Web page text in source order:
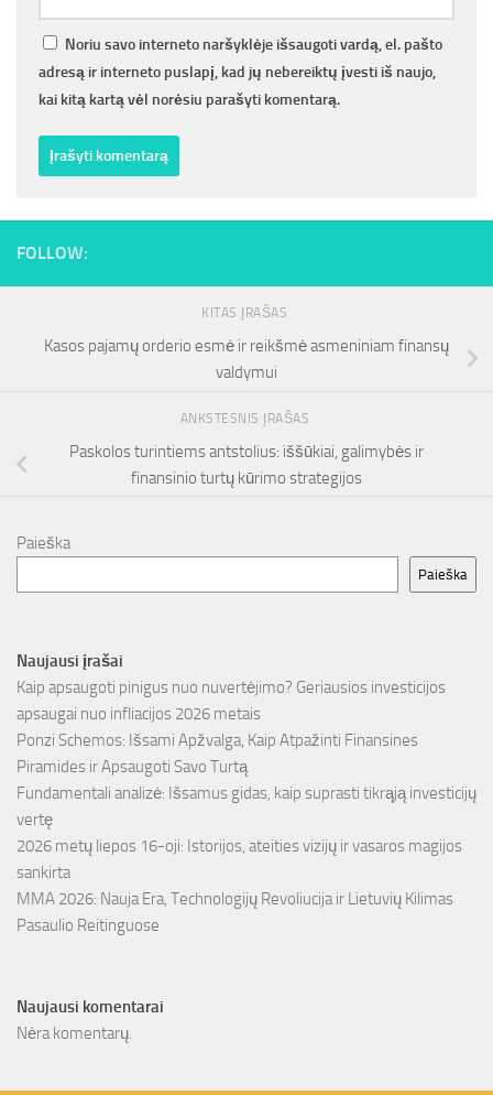
Noriu savo interneto naršyklėje išsaugoti vardą, el. pašto
adresą ir interneto puslapį, kad jų nebereiktų įvesti iš naujo,
kai kitą kartą vėl norėsiu parašyti komentarą.
FOLLOW:
KITAS ĮRAŠAS
Kasos pajamų orderio esmė ir reikšmė asmeniniam finansų
valdymui
ANKSTESNIS ĮRAŠAS
Paskolos turintiems antstolius: iššūkiai, galimybės ir
finansinio turtų kūrimo strategijos
Paieška
Paieška
Naujausi įrašai
Kaip apsaugoti pinigus nuo nuvertėjimo? Geriausios investicijos
apsaugai nuo infliacijos 2026 metais
Ponzi Schemos: Išsami Apžvalga, Kaip Atpažinti Finansines
Piramides ir Apsaugoti Savo Turtą
Fundamentali analizė: Išsamus gidas, kaip suprasti tikrąją investicijų
vertę
2026 metų liepos 16-oji: Istorijos, ateities vizijų ir vasaros magijos
sankirta
MMA 2026: Nauja Era, Technologijų Revoliucija ir Lietuvių Kilimas
Pasaulio Reitinguose
Naujausi komentarai
Nėra komentarų.